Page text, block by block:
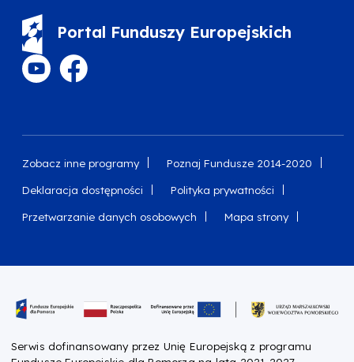
Portal Funduszy Europejskich
Zobacz inne programy Poznaj Fundusze 2014-2020
Deklaracja dostępności Polityka prywatności
Przetwarzanie danych osobowych Mapa strony
Serwis dofinansowany przez Unię Europejską z programu